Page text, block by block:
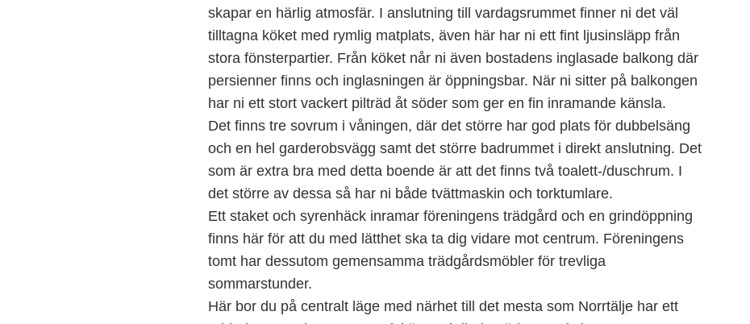
skapar en härlig atmosfär. I anslutning till vardagsrummet finner ni det väl
tilltagna köket med rymlig matplats, även här har ni ett fint ljusinsläpp från
stora fönsterpartier. Från köket når ni även bostadens inglasade balkong där
persienner finns och inglasningen är öppningsbar. När ni sitter på balkongen
har ni ett stort vackert pilträd åt söder som ger en fin inramande känsla.
Det finns tre sovrum i våningen, där det större har god plats för dubbelsäng
och en hel garderobsvägg samt det större badrummet i direkt anslutning. Det
som är extra bra med detta boende är att det finns två toalett-/duschrum. I
det större av dessa så har ni både tvättmaskin och torktumlare.
Ett staket och syrenhäck inramar föreningens trädgård och en grindöppning
finns här för att du med lätthet ska ta dig vidare mot centrum. Föreningens
tomt har dessutom gemensamma trädgårdsmöbler för trevliga
sommarstunder.
Här bor du på centralt läge med närhet till det mesta som Norrtälje har ett